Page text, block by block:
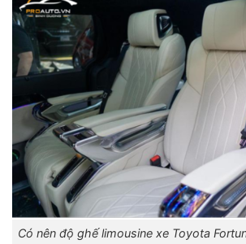
Có nên độ ghế limousine xe Toyota